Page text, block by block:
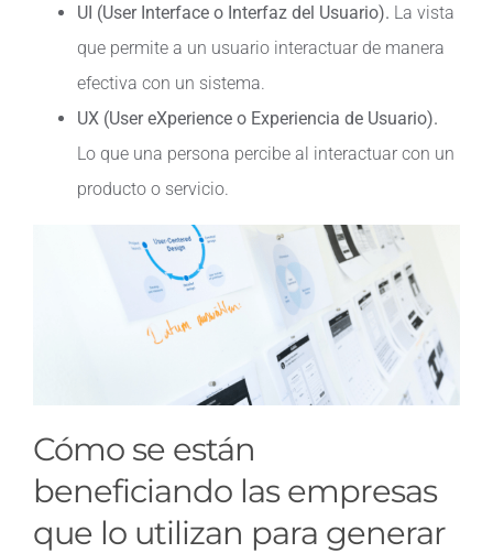
UI (User Interface o Interfaz del Usuario). La vista
que permite a un usuario interactuar de manera
efectiva con un sistema.
UX (User eXperience o Experiencia de Usuario).
Lo que una persona percibe al interactuar con un
producto o servicio.
Cómo se están
beneficiando las empresas
que lo utilizan para generar